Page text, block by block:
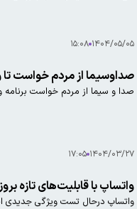
۱۴۰۴/۰۵/۰۵ ۱۵:۰۸
صداوسیما از مردم خواست
صدا و سیما از مردم خواست
۱۴۰۴/۰۳/۲۷ ۱۷:۰۵
واتساپ با قابلیت‌های تازه
واتساپ درحال تست ویژگی جدیدی